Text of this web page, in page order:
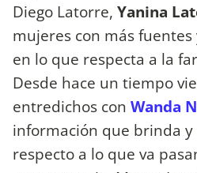
Diego Latorre, Yanina
mujeres con más
en lo que respecta a la
Desde hace un tiempo
entredichos con Wanda
información que brinda
respecto a lo que va